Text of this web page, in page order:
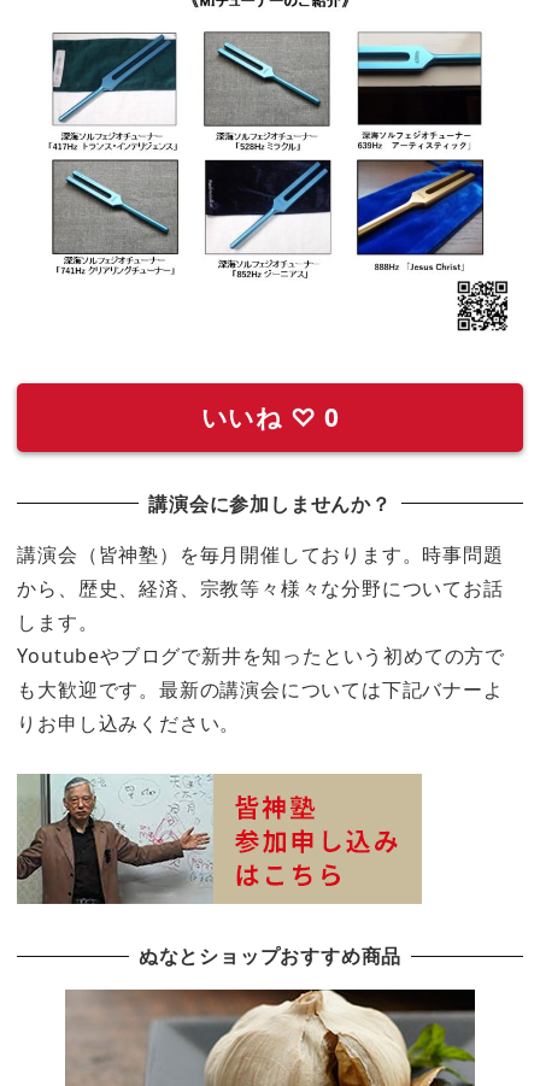
いいね ♡ 0
講演会に参加しませんか？
講演会（皆神塾）を毎月開催しております。時事問題
から、歴史、経済、宗教等々様々な分野についてお話
します。
Youtubeやブログで新井を知ったという初めての方で
も大歓迎です。最新の講演会については下記バナーよ
りお申し込みください。
ぬなとショップおすすめ商品